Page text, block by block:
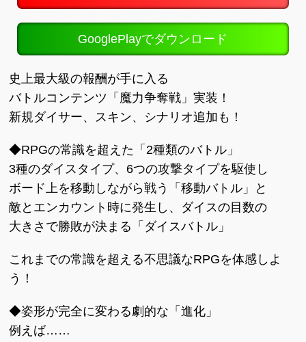
GooglePlayでダウンロード
史上最大級の報酬が手に入る
バトルコンテンツ「魔力争奪戦」実装！
新規ダイサー、スキン、シナリオ追加も！
◆RPGの常識を超えた「2種類のバトル」
3種のダイスタイプ、6つの攻撃タイプを駆使し
ボード上を移動しながら戦う「移動バトル」と
敵とエンカウント時に発生し、ダイスの目数の
大きさで勝敗が決まる「ダイスバトル」
これまでの常識を超える不思議なRPGを体感しよ
う！
◆姿形が完全に変わる劇的な「進化」
例えば……